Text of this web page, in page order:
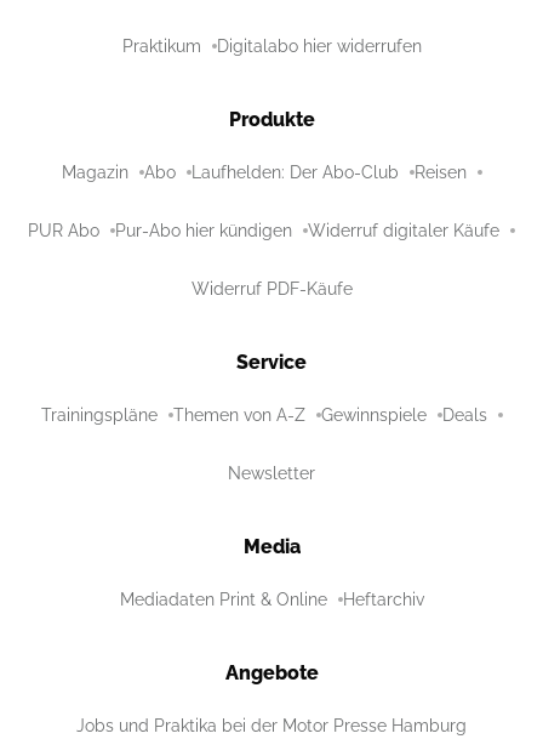
Praktikum Digitalabo hier widerrufen
Produkte
Magazin Abo Laufhelden: Der Abo-Club Reisen
PUR Abo Pur-Abo hier kündigen Widerruf digitaler Käufe
Widerruf PDF-Käufe
Service
Trainingspläne Themen von A-Z Gewinnspiele Deals
Newsletter
Media
Mediadaten Print & Online Heftarchiv
Angebote
Jobs und Praktika bei der Motor Presse Hamburg